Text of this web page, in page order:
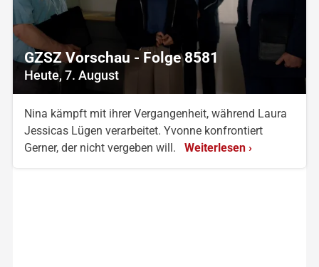
GZSZ Vorschau - Folge 8581
Heute, 7. August
Nina kämpft mit ihrer Vergangenheit, während Laura
Jessicas Lügen verarbeitet. Yvonne konfrontiert
Gerner, der nicht vergeben will. Weiterlesen ›